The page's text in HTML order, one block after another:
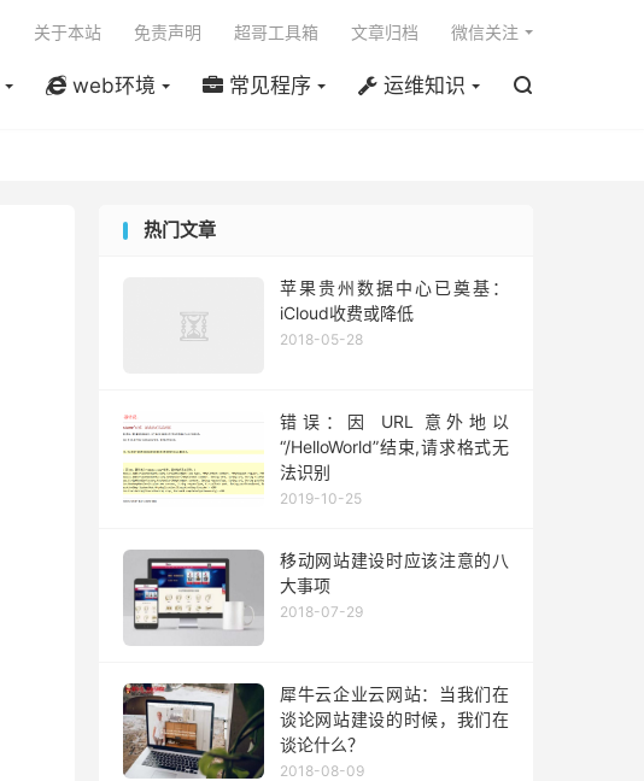
web环境 常见程序 运维知识 
关于本站 免责声明 超哥工具箱 文章归档 微信关注
热门文章
苹果贵州数据中心已奠基：
iCloud收费或降低
2018-05-28
错误：因 URL 意外地以
“/HelloWorld”结束,请求格式无
法识别
2019-10-25
移动网站建设时应该注意的八
大事项
2018-07-29
犀牛云企业云网站：当我们在
谈论网站建设的时候，我们在
谈论什么？
2018-08-09